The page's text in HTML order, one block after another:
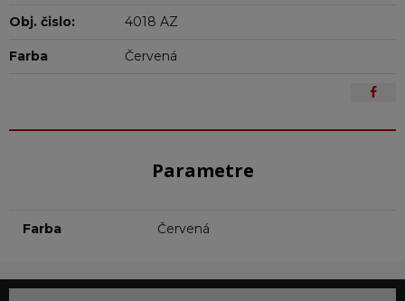
Obj. čislo: 4018 AZ
Farba Červená
Parametre
Farba Červená